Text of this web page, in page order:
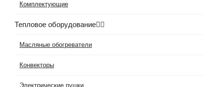
Комплектующие
Тепловое оборудование
Масляные обогреватели
Конвекторы
Электрические пушки